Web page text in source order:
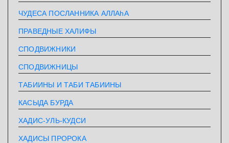
ЧУДЕСА ПОСЛАННИКА АЛЛАhА
ПРАВЕДНЫЕ ХАЛИФЫ
СПОДВИЖНИКИ
СПОДВИЖНИЦЫ
ТАБИИНЫ И ТАБИ ТАБИИНЫ
КАСЫДА БУРДА
ХАДИС-УЛЬ-КУДСИ
ХАДИСЫ ПРОРОКА